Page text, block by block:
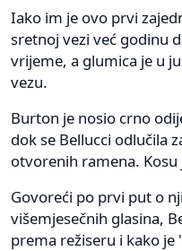
Iako im je ovo prvi
sretnoj vezi već godinu
vrijeme, a glumica je u
vezu.
Burton je nosio crno
dok se Bellucci odlučila
otvorenih ramena. Kosu
Govoreći po prvi put o
višemjesečnih glasina,
prema režiseru i kako je